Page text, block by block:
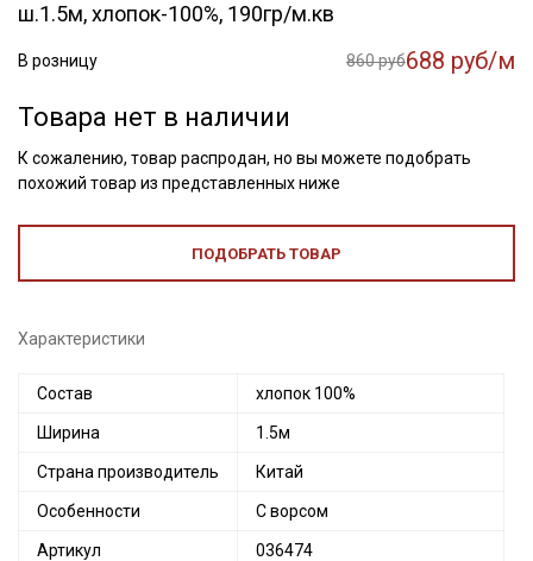
ш.1.5м, хлопок-100%, 190гр/м.кв
В розницу 860 руб688 руб/м
Товара нет в наличии
К сожалению, товар распродан, но вы можете подобрать
похожий товар из представленных ниже
ПОДОБРАТЬ ТОВАР
Характеристики
Состав хлопок 100%
Ширина 1.5м
Страна производитель Китай
Особенности С ворсом
Артикул 036474